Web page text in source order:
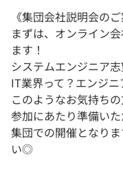
《集団会社説明会のご
まずは、オンライン
ます！
システムエンジニア志
IT業界って？エンジ
このようなお気持ち
参加にあたり準備いた
集団での開催となり
い◎